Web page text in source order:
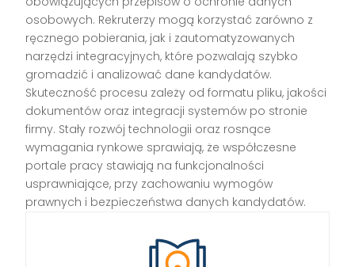
osobowych. Rekruterzy mogą korzystać zarówno z
ręcznego pobierania, jak i zautomatyzowanych
narzędzi integracyjnych, które pozwalają szybko
gromadzić i analizować dane kandydatów.
Skuteczność procesu zależy od formatu pliku, jakości
dokumentów oraz integracji systemów po stronie
firmy. Stały rozwój technologii oraz rosnące
wymagania rynkowe sprawiają, że współczesne
portale pracy stawiają na funkcjonalności
usprawniające, przy zachowaniu wymogów
prawnych i bezpieczeństwa danych kandydatów.